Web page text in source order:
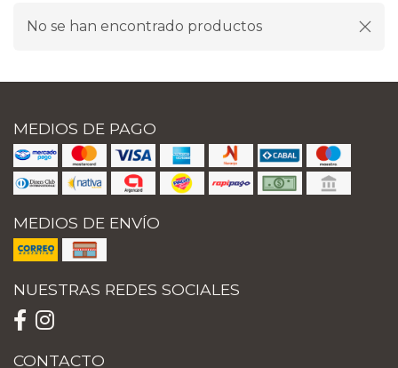
No se han encontrado productos
MEDIOS DE PAGO
MEDIOS DE ENVÍO
NUESTRAS REDES SOCIALES
CONTACTO